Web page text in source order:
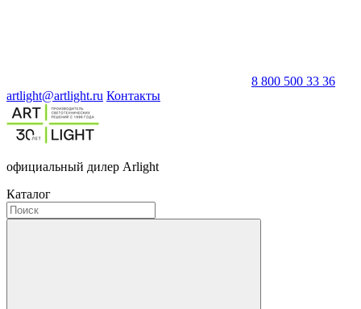
8 800 500 33 36
artlight@artlight.ru Контакты
официальный дилер Arlight
Каталог